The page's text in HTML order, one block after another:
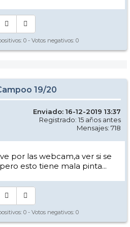
0 - Votos negativos: 0
19/20
Enviado: 16-12-2019 13:37
Registrado: 15 años antes
Mensajes: 718
por las webcam,a ver si se
esto tiene mala pinta...
0 - Votos negativos: 0